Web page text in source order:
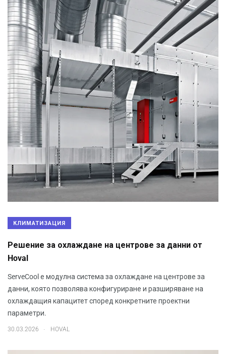
КЛИМАТИЗАЦИЯ
Решение за охлаждане на центрове за данни от
Hoval
ServeCool е модулна система за охлаждане на центрове за
данни, която позволява конфигуриране и разширяване на
охлаждащия капацитет според конкретните проектни
параметри.
30.03.2026 . HOVAL